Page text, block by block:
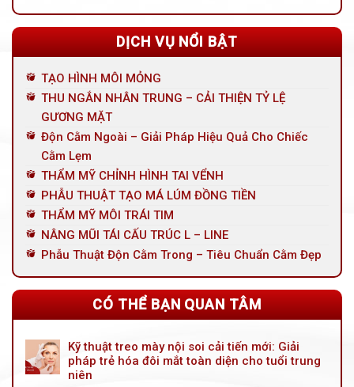
DỊCH VỤ NỔI BẬT
TẠO HÌNH MÔI MỎNG
THU NGẮN NHÂN TRUNG – CẢI THIỆN TỶ LỆ
GƯƠNG MẶT
Độn Cằm Ngoài – Giải Pháp Hiệu Quả Cho Chiếc
Cằm Lẹm
THẨM MỸ CHỈNH HÌNH TAI VỂNH
PHẪU THUẬT TẠO MÁ LÚM ĐỒNG TIỀN
THẨM MỸ MÔI TRÁI TIM
NÂNG MŨI TÁI CẤU TRÚC L – LINE
Phẫu Thuật Độn Cằm Trong – Tiêu Chuẩn Cằm Đẹp
CÓ THỂ BẠN QUAN TÂM
Kỹ thuật treo mày nội soi cải tiến mới: Giải
pháp trẻ hóa đôi mắt toàn diện cho tuổi trung
niên